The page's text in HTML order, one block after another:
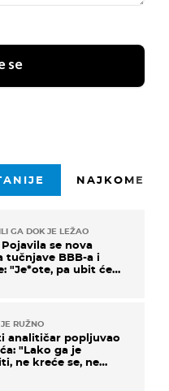
se
GA DOK JE LEŽAO
Pojavila se nova
tučnjave BBB-a i
"Je*ote, pa ubit će
RUŽNO
analitičar popljuvao
"Lako ga je
ne kreće se, ne